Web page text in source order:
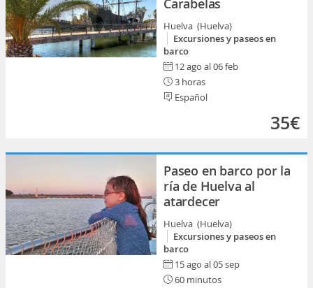
Carabelas
Huelva (Huelva)
Excursiones y paseos en
barco
12 ago al 06 feb
3 horas
Español
35€
Paseo en barco por la
ría de Huelva al
atardecer
Huelva (Huelva)
Excursiones y paseos en
barco
15 ago al 05 sep
60 minutos